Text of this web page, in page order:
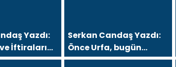
Yazdı:
İftiralarını
Hukuk
Serkan Candaş Yazdı:
Önce Urfa, bugün
Kahramanmaraş ve